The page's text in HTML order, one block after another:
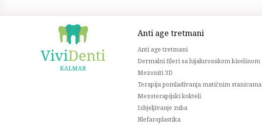
Anti age tretmani
Anti age tretmani
Dermalni fileri sa hijaluronskom kiselinom
Mezoniti 3D
Terapija pomlađivanja matičnim stanicama
Mezoterapijski kokteli
Izbjeljivanje zuba
Blefaroplastika